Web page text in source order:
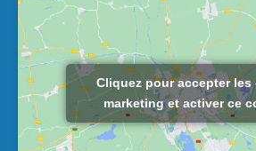
Cliquez pour accepter les
marketing et activer ce